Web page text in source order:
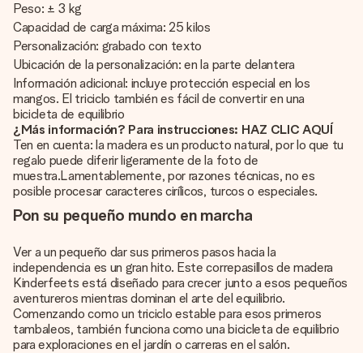
Peso: ± 3 kg
Capacidad de carga máxima: 25 kilos
Personalización: grabado con texto
Ubicación de la personalización: en la parte delantera
Información adicional: incluye protección especial en los
mangos. El triciclo también es fácil de convertir en una
bicicleta de equilibrio
¿Más información? Para instrucciones: HAZ CLIC AQUÍ
Ten en cuenta: la madera es un producto natural, por lo que tu
regalo puede diferir ligeramente de la foto de
muestra.Lamentablemente, por razones técnicas, no es
posible procesar caracteres cirílicos, turcos o especiales.
Pon su pequeño mundo en marcha
Ver a un pequeño dar sus primeros pasos hacia la
independencia es un gran hito. Este correpasillos de madera
Kinderfeets está diseñado para crecer junto a esos pequeños
aventureros mientras dominan el arte del equilibrio.
Comenzando como un triciclo estable para esos primeros
tambaleos, también funciona como una bicicleta de equilibrio
para exploraciones en el jardín o carreras en el salón.